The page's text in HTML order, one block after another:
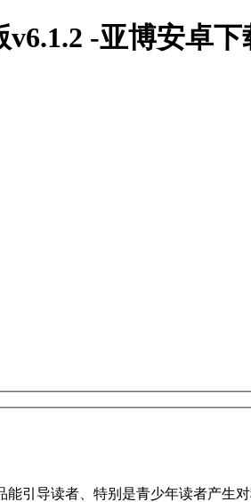
v6.1.2 -亚博安卓下
读者、特别是青少年读者产生对科